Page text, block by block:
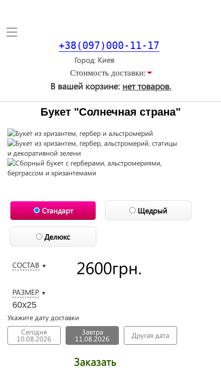
Toggle
+38(097)000-11-17
Город
Стоимость доставки:
В вашей корзине: нет товаров.
Букет "Солнечная страна"
Стандарт Щедрый
Делюкс
СОСТАВ ▼
РАЗМЕР ▼
60х25
2600грн.
Укажите дату доставки
Сегодня
10.08.2026
Завтра
11.08.2026 Другая дата
Заказать